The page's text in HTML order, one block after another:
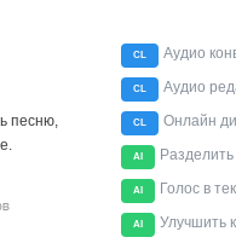
песню,
CL Аудио
CL Аудио
CL Онлайн
AI
AI Голос в
AI Улучшить